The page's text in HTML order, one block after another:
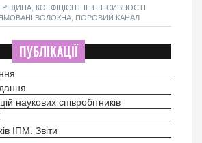
КОЕФІЦІЄНТ ІНТЕНСИВНОСТІ
ВОЛОКНА, ПОРОВИЙ КАНАЛ
ПУБЛІКАЦІЇ
наукових співробітників
ІПМ. Звіти